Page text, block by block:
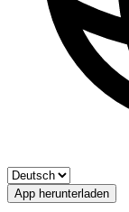
App herunterladen